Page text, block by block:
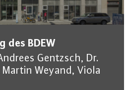
des BDEW
Gentzsch, Dr.
Weyand, Viola